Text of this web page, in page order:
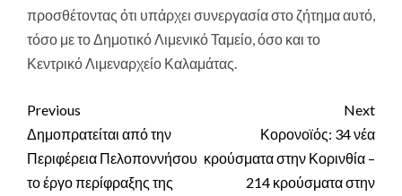
προσθέτοντας ότι υπάρχει συνεργασία στο ζήτημα αυτό,
τόσο με το Δημοτικό Λιμενικό Ταμείο, όσο και το
Κεντρικό Λιμεναρχείο Καλαμάτας.
Continue
Reading
Previous
Δημοπρατείται από την
Περιφέρεια Πελοποννήσου
το έργο περίφραξης της
Next
Κορονοϊός: 34 νέα
κρούσματα στην Κορινθία –
214 κρούσματα στην